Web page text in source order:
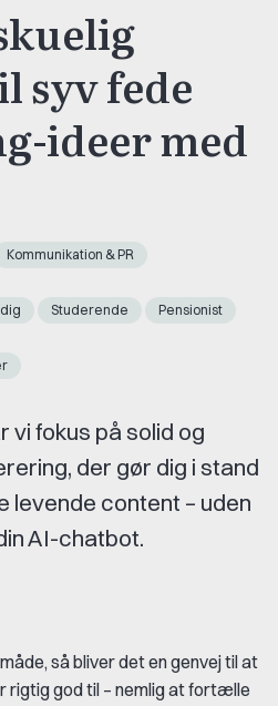
syv fede
ideer med
Kommunikation & PR
Studerende Pensionist
vi fokus på solid og
der gør dig i stand
levende content – uden
AI-chatbot.
så bliver det en genvej til at
rigtig god til – nemlig at fortælle